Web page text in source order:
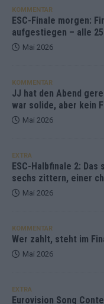
KOMMENTAR
ESC-Finale morgen:
aufgestiegen – alle
Mai 2026
KOMMENTAR
JJ hat den Abend
war solide, aber kein
Mai 2026
EXTRA
ESC-Halbfinale 2:
sechs zittern, einer
Mai 2026
KOMMENTAR
Wer zahlt, steht im
Mai 2026
EXTRA
Eurovision Song